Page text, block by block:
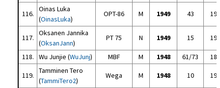
116.
Oinas Luka
(OinasLuka)
OPT-86 M 1949 43
117.
Oksanen Jannika
(OksanJann)
PT 75 N 1949 15
118. Wu Junjie (WuJunj) MBF M 1948 61/73
119.
Tamminen Tero
(TammiTero2)
Wega M 1948 10